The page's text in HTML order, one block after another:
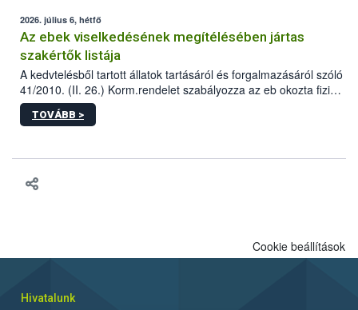
2026. július 6, hétfő
Az ebek viselkedésének megítélésében jártas
szakértők listája
A kedvtelésből tartott állatok tartásáról és forgalmazásáról szóló
41/2010. (II. 26.) Korm.rendelet szabályozza az eb okozta fizikai
sérülés, illetve ennek veszélye keletkezésekor felmerülő
hatósági feladatokat, valamint a veszélyes eb tartását és annak
TOVÁBB >
Cookie beállítások
Hivatalunk